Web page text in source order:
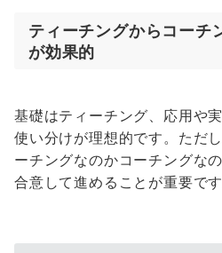
ティーチングからコーチ
が効果的
基礎はティーチング、応用や
使い分けが理想的です。ただ
ーチングなのかコーチングな
合意して進めることが重要です